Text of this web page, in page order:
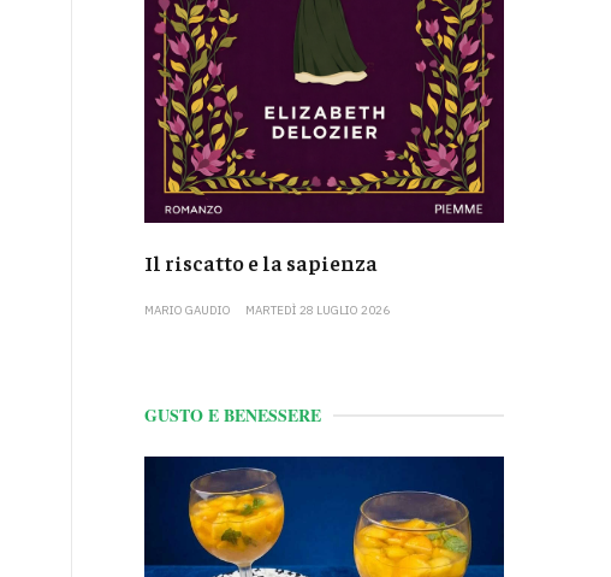
Il riscatto e la sapienza
MARIO GAUDIO MARTEDÌ 28 LUGLIO 2026
GUSTO E BENESSERE